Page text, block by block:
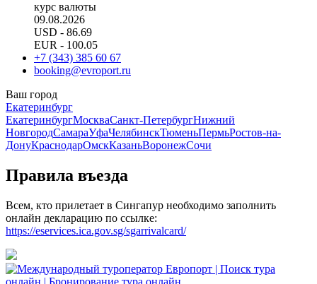
курс валюты
09.08.2026
USD - 86.69
EUR - 100.05
+7 (343) 385 60 67
booking@evroport.ru
Ваш город
Екатеринбург
ЕкатеринбургМоскваСанкт-ПетербургНижний
НовгородСамараУфаЧелябинскТюменьПермьРостов-на-
ДонуКраснодарОмскКазаньВоронежСочи
Правила въезда
Всем, кто прилетает в Сингапур необходимо заполнить
онлайн декларацию по ссылке:
https://eservices.ica.gov.sg/sgarrivalcard/